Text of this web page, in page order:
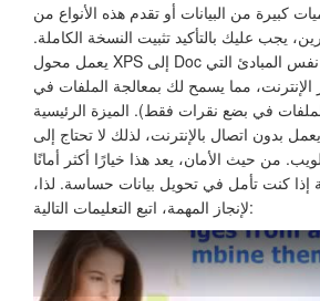
كبيرة من البيانات أو تقدم هذه الأنواع من
يجب عليك بالتأكيد تثبيت النسخة الكاملة.
يعمل محول XPS إلى Doc غير المتصل تحت نفس المبادئ التي
الإنترنت، مما يسمح لك بمعالجة الملفات في
في بضع نقرات فقط). الميزة الرئيسية
يعمل بدون اتصال بالإنترنت، لذلك لا تحتاج إلى
من حيث الأمان، يعد هذا خيارًا أكثر أمانًا
خاصة إذا كنت تأمل في تحويل بيانات حساسة. لذا،
لإنجاز المهمة، اتبع التعليمات التالية: